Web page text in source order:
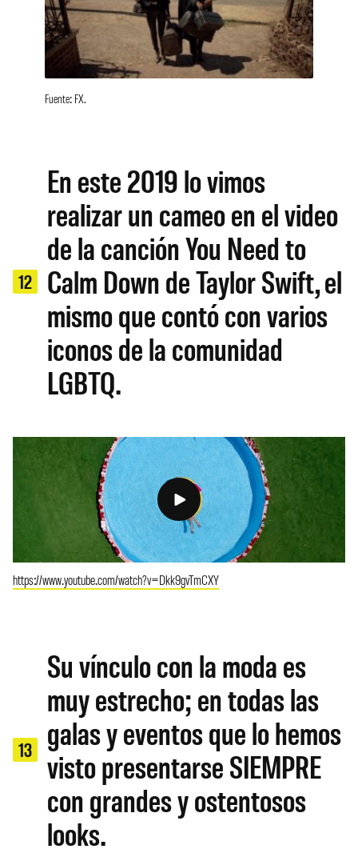
Fuente: FX.
12
En este 2019 lo vimos
realizar un cameo en el video
de la canción You Need to
Calm Down de Taylor Swift, el
mismo que contó con varios
iconos de la comunidad
LGBTQ.
https://www.youtube.com/watch?v=Dkk9gvTmCXY
13
Su vínculo con la moda es
muy estrecho; en todas las
galas y eventos que lo hemos
visto presentarse SIEMPRE
con grandes y ostentosos
looks.